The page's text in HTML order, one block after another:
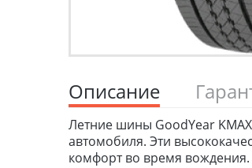
Описание
Летние шины GoodYear
автомобиля. Эти
комфорт во время вождения.